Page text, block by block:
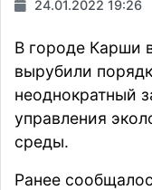
24.01.2022 19:26
В городе Карши
вырубили
неоднократный
управления
среды.
Ранее